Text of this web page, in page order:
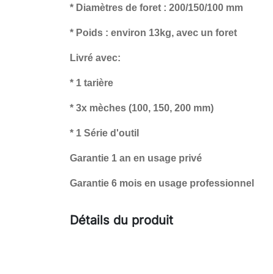
* Diamètres de foret : 200/150/100 mm
* Poids : environ 13kg, avec un foret
Livré avec:
* 1 tarière
* 3x mèches (100, 150, 200 mm)
* 1 Série d'outil
Garantie 1 an en usage privé
Garantie 6 mois en usage professionnel
Détails du produit